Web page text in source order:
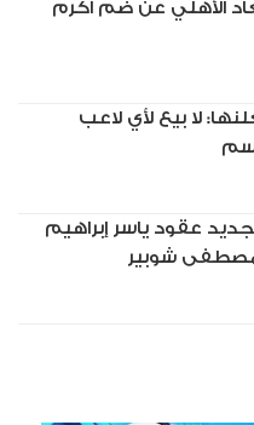
الأهلي عن ضم أكرم
لا بيع لأي لاعب
عقود ياسر إبراهيم
شوبير